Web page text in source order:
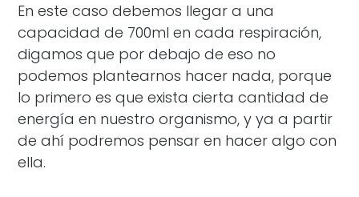
En este caso debemos llegar a una
capacidad de 700ml en cada respiración,
digamos que por debajo de eso no
podemos plantearnos hacer nada, porque
lo primero es que exista cierta cantidad de
energía en nuestro organismo, y ya a partir
de ahí podremos pensar en hacer algo con
ella.